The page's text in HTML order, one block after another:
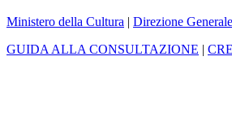
Ministero della Cultura | Direzione
GUIDA ALLA CONSULTAZIONE |